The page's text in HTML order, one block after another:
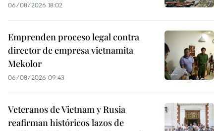
06/08/2026 18:02
Emprenden proceso legal contra
director de empresa vietnamita
Mekolor
06/08/2026 09:43
Veteranos de Vietnam y Rusia
reafirman históricos lazos de